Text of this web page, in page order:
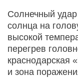
Солнечный
солнца на
высокой
перегрев
краснодарская
и зона